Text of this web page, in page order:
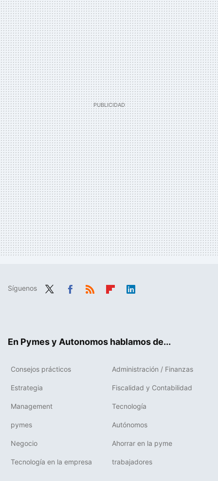
Síguenos
En Pymes y Autonomos hablamos de...
Consejos prácticos Administración / Finanzas
Estrategia Fiscalidad y Contabilidad
Management Tecnología
pymes Autónomos
Negocio Ahorrar en la pyme
Tecnología en la empresa trabajadores